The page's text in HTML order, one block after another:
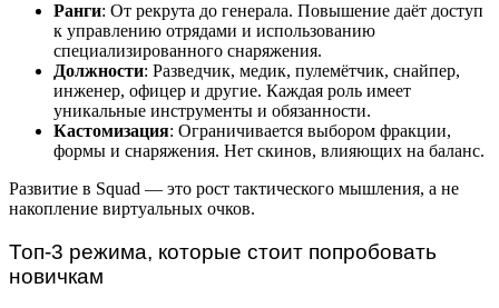
Ранги: От рекрута до генерала. Повышение даёт доступ
к управлению отрядами и использованию
специализированного снаряжения.
Должности: Разведчик, медик, пулемётчик, снайпер,
инженер, офицер и другие. Каждая роль имеет
уникальные инструменты и обязанности.
Кастомизация: Ограничивается выбором фракции,
формы и снаряжения. Нет скинов, влияющих на баланс.
Развитие в Squad — это рост тактического мышления, а не
накопление виртуальных очков.
Топ-3 режима, которые стоит попробовать
новичкам